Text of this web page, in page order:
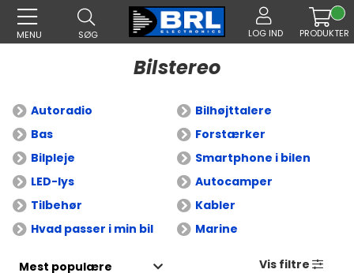
MENU SØG LOG IND PRODUKTER
Bilstereo
Autoradio
Bilhøjttalere
Bas
Forstærker
Bilpleje
Smartphone i bilen
LED-lys
Autocamper
Tilbehør
Kabler
Hvad passer i min bil
Marine
Vis filtre